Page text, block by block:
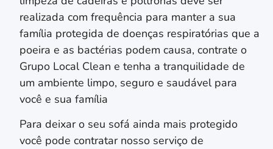
realizada com frequência para manter a sua
família protegida de doenças respiratórias que a
poeira e as bactérias podem causa, contrate o
Grupo Local Clean e tenha a tranquilidade de
um ambiente limpo, seguro e saudável para
você e sua família
Para deixar o seu sofá ainda mais protegido
você pode contratar nosso serviço de